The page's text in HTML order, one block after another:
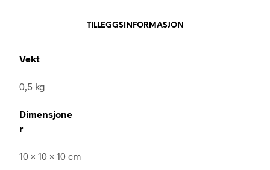
TILLEGGSINFORMASJON
Vekt
0,5 kg
Dimensjone
r
10 × 10 × 10 cm